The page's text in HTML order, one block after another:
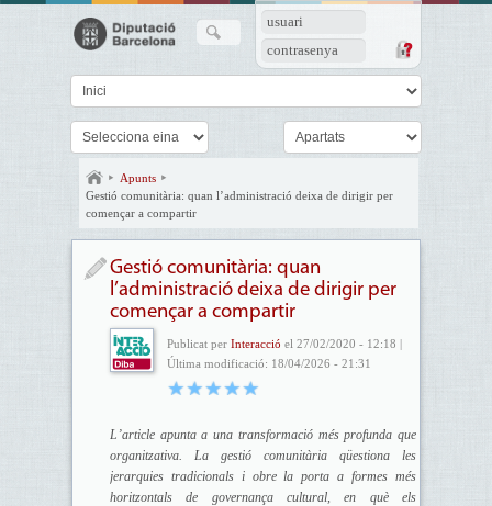
usuari
contrasenya
Apunts
Gestió comunitària: quan l’administració deixa de dirigir per
començar a compartir
Gestió comunitària: quan
l’administració deixa de dirigir per
començar a compartir
Publicat per Interacció el 27/02/2020 - 12:18 |
Última modificació: 18/04/2026 - 21:31
L’article apunta a una transformació més profunda que
organitzativa. La gestió comunitària qüestiona les
jerarquies tradicionals i obre la porta a formes més
horitzontals de governança cultural, en què els